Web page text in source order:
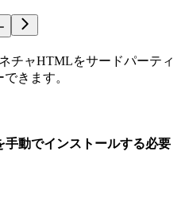
チャHTMLをサードパーティ
きます。
動でインストールする必要